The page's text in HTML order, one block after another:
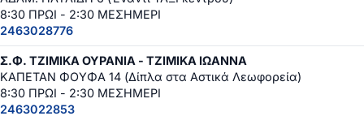
8:30 ΠΡΩΙ - 2:30 ΜΕΣΗΜΕΡΙ
2463028776
Σ.Φ. ΤΖΙΜΙΚΑ ΟΥΡΑΝΙΑ - ΤΖΙΜΙΚΑ ΙΩΑΝΝΑ
ΚΑΠΕΤΑΝ ΦΟΥΦΑ 14 (Δίπλα στα Αστικά Λεωφορεία)
8:30 ΠΡΩΙ - 2:30 ΜΕΣΗΜΕΡΙ
2463022853